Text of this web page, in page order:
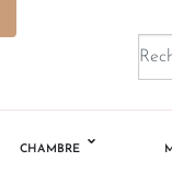
CHAMBRE